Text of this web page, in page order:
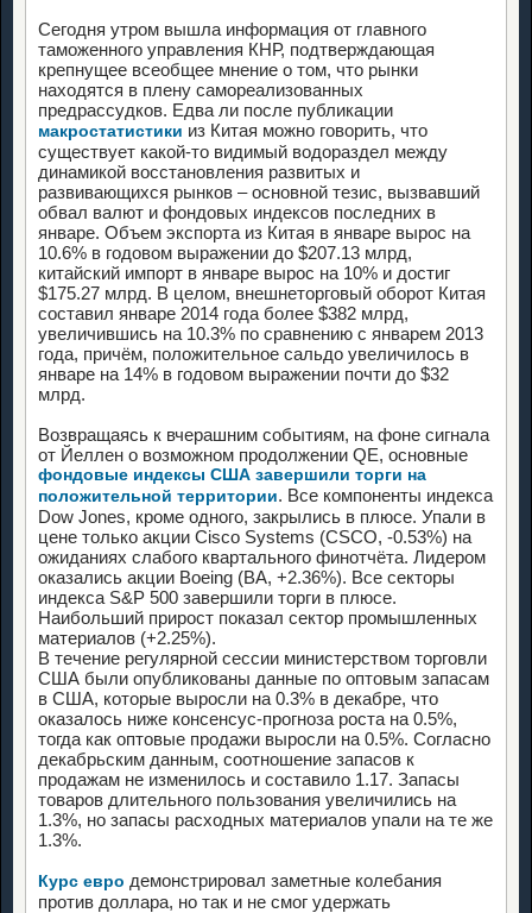
Сегодня утром вышла информация от главного
таможенного управления КНР, подтверждающая
крепнущее всеобщее мнение о том, что рынки
находятся в плену самореализованных
предрассудков. Едва ли после публикации
макростатистики из Китая можно говорить, что
существует какой-то видимый водораздел между
динамикой восстановления развитых и
развивающихся рынков – основной тезис, вызвавший
обвал валют и фондовых индексов последних в
январе. Объем экспорта из Китая в январе вырос на
10.6% в годовом выражении до $207.13 млрд,
китайский импорт в январе вырос на 10% и достиг
$175.27 млрд. В целом, внешнеторговый оборот Китая
составил январе 2014 года более $382 млрд,
увеличившись на 10.3% по сравнению с январем 2013
года, причём, положительное сальдо увеличилось в
январе на 14% в годовом выражении почти до $32
млрд.
Возвращаясь к вчерашним событиям, на фоне сигнала
от Йеллен о возможном продолжении QE, основные
фондовые индексы США завершили торги на
положительной территории. Все компоненты индекса
Dow Jones, кроме одного, закрылись в плюсе. Упали в
цене только акции Cisco Systems (CSCO, -0.53%) на
ожиданиях слабого квартального финотчёта. Лидером
оказались акции Boeing (BA, +2.36%). Все секторы
индекса S&P 500 завершили торги в плюсе.
Наибольший прирост показал сектор промышленных
материалов (+2.25%).
В течение регулярной сессии министерством торговли
США были опубликованы данные по оптовым запасам
в США, которые выросли на 0.3% в декабре, что
оказалось ниже консенсус-прогноза роста на 0.5%,
тогда как оптовые продажи выросли на 0.5%. Согласно
декабрьским данным, соотношение запасов к
продажам не изменилось и составило 1.17. Запасы
товаров длительного пользования увеличились на
1.3%, но запасы расходных материалов упали на те же
1.3%.
Курс евро демонстрировал заметные колебания
против доллара, но так и не смог удержать